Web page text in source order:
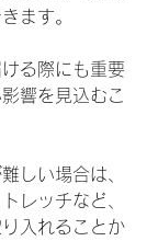
ます。
る際にも重要
響を見込むこ
しい場合は、
レッチなど、
入れることか